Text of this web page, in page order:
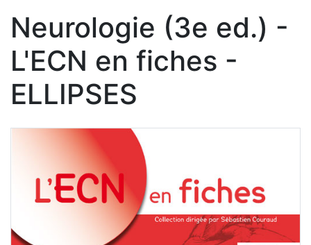
Neurologie (3e ed.) -
L'ECN en fiches -
ELLIPSES